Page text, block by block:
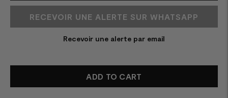
RECEVOIR UNE ALERTE SUR WHATSAPP
Recevoir une alerte par email
ADD TO CART